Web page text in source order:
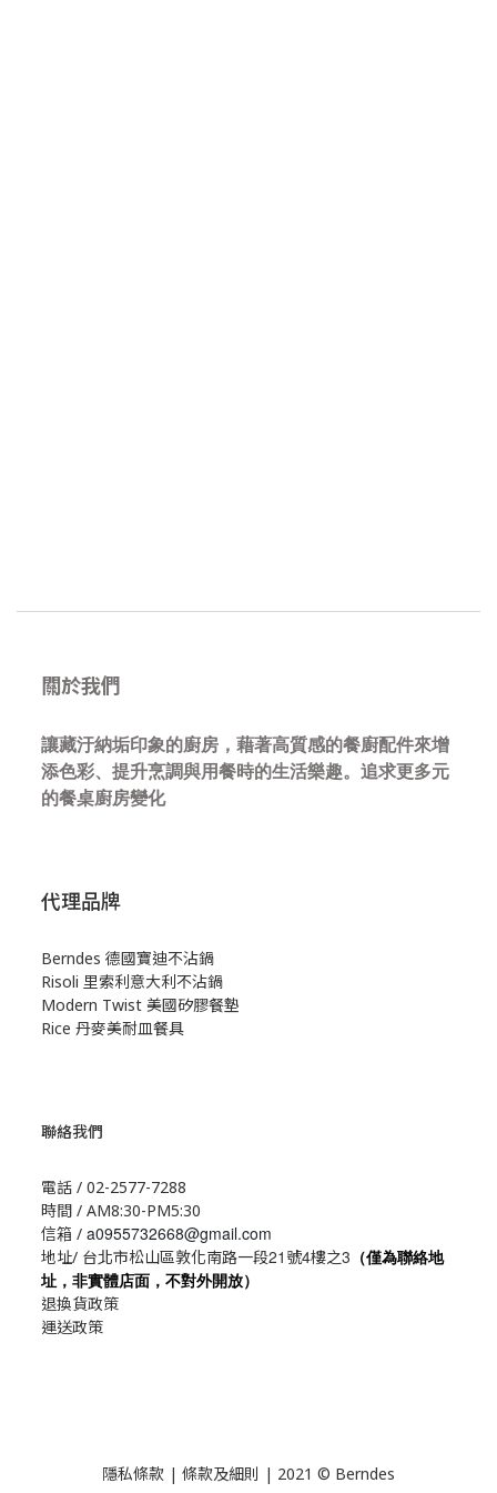
關於我們
讓藏汙納垢印象的廚房，藉著高質感的餐廚配件來增
添色彩、提升烹調與用餐時的生活樂趣。追求更多元
的餐桌廚房變化
代理品牌
Berndes 德國寶迪不沾鍋
Risoli 里索利意大利不沾鍋
Modern Twist 美國矽膠餐墊
Rice 丹麥美耐皿餐具
聯絡我們
電話 / 02-2577-7288
時間 / AM8:30-PM5:30
信箱 / a0955732668@gmail.com
地址/ 台北市松山區敦化南路一段21 號4樓之3 （僅為聯絡地
址，非實體店面，不對外開放）
退換貨政策
運送政策
隱私條款 | 條款及細則 | 2021 © Berndes